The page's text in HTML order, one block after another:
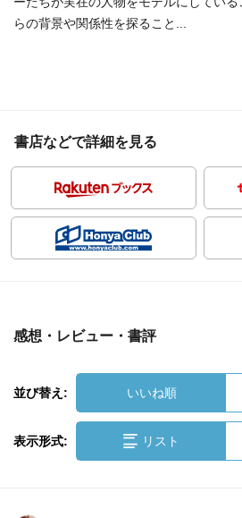
らの背景や関係性を探ること...
書店などで詳細を見る
感想・レビュー・書評
並び替え: いいね順
表示形式: リスト